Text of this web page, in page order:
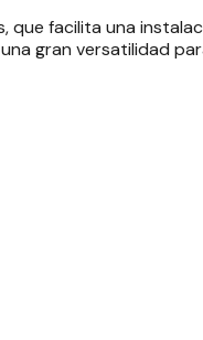
facilita una
gran versatilidad